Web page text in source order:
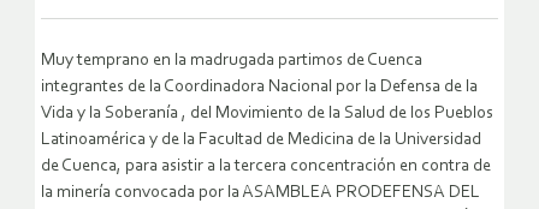
Muy temprano en la madrugada partimos de Cuenca
integrantes de la Coordinadora Nacional por la Defensa de la
Vida y la Soberanía , del Movimiento de la Salud de los Pueblos
Latinoamérica y de la Facultad de Medicina de la Universidad
de Cuenca, para asistir a la tercera concentración en contra de
la minería convocada por la ASAMBLEA PRODEFENSA DEL